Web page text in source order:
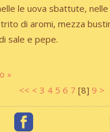
le uova sbattute,
di aromi, mezza
sale e pepe.
<< < 3 4 5 6 7 [8] 9 >